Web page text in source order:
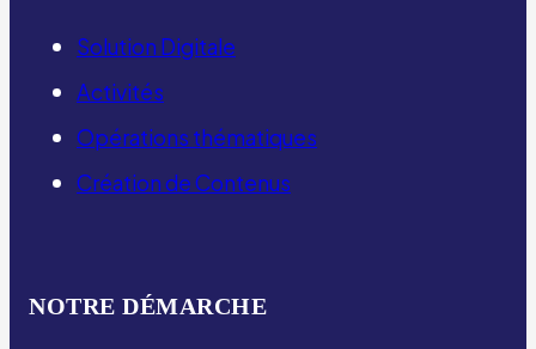
Solution Digitale
Activités
Opérations thématiques
Création de Contenus
NOTRE DÉMARCHE